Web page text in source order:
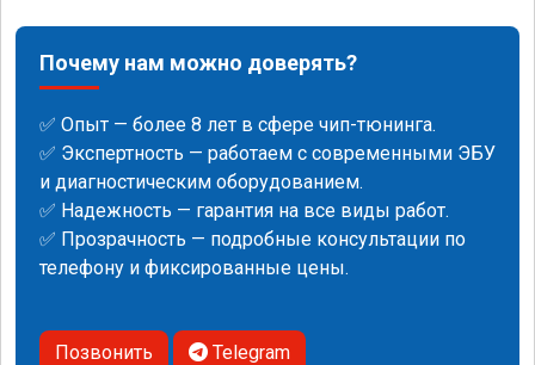
Почему нам можно доверять?
✅ Опыт — более 8 лет в сфере чип-тюнинга.
✅ Экспертность — работаем с современными ЭБУ
и диагностическим оборудованием.
✅ Надежность — гарантия на все виды работ.
✅ Прозрачность — подробные консультации по
телефону и фиксированные цены.
Позвонить Telegram